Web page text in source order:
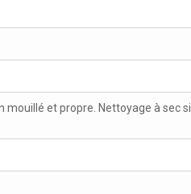
et propre. Nettoyage à sec si